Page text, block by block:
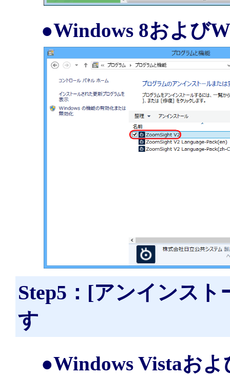
●Windows 8および
Step5：[アンインス
す
●Windows Vistaお